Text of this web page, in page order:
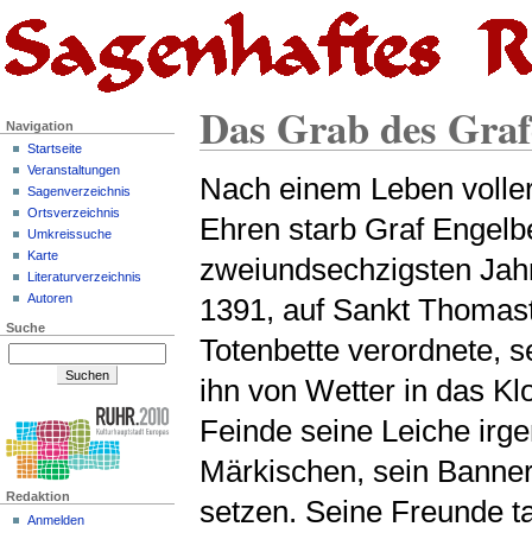
Das Grab des
Nach einem Leben
Ehren starb Graf
zweiundsechzigsten
1391, auf Sankt
Totenbette verordnete,
ihn von Wetter in das
Feinde seine Leiche
Märkischen, sein
setzen. Seine Freunde
Navigation
Startseite
Veranstaltungen
Sagenverzeichnis
Ortsverzeichnis
Umkreissuche
Karte
Literaturverzeichnis
Autoren
Suche
Redaktion
Anmelden